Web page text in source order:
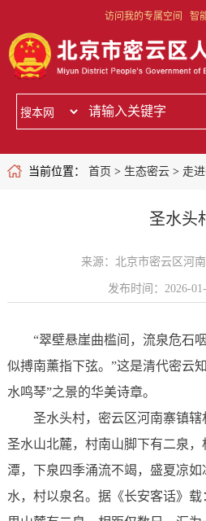
访问我的专属空间 智
当前位置： 首页 > 生态密云> 走
圣水头
来源：北京市密云区河
发布时间：2026-
“翠壁悬崖曲槛间，流泉危石
似搏南薰指下弦。”这是清代密云
水鸣琴”之景的华美诗章。
圣水头村，密云区河南寨镇
圣水山北麓，村南山脚下有二泉
潭，下泉四季涌流不竭，盛夏凉
水，村以泉名。据《长安客话》